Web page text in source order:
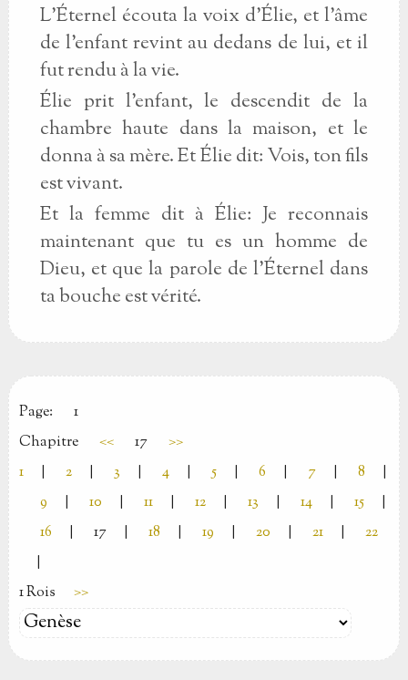
L'Éternel écouta la voix d'Élie, et l'âme
de l'enfant revint au dedans de lui, et il
fut rendu à la vie.
Élie prit l'enfant, le descendit de la
chambre haute dans la maison, et le
donna à sa mère. Et Élie dit: Vois, ton fils
est vivant.
Et la femme dit à Élie: Je reconnais
maintenant que tu es un homme de
Dieu, et que la parole de l'Éternel dans
ta bouche est vérité.
Page:
1
Chapitre
<< 17
>>
1
2 3 4 5 6 7 8
9
10 11 12 13 14 15
16
17 18 19 20 21
22
1 Rois
>>